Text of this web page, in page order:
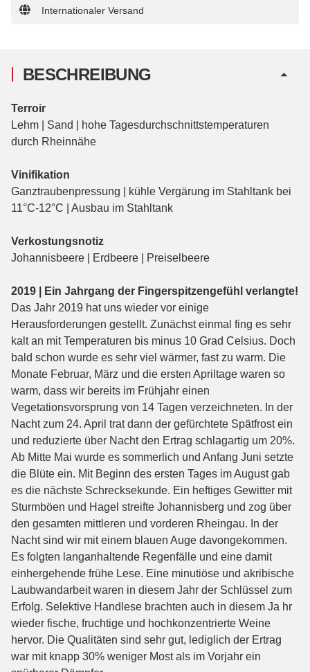
Internationaler Versand
BESCHREIBUNG
Terroir
Lehm | Sand | hohe Tagesdurchschnittstemperaturen
durch Rheinnähe
Vinifikation
Ganztraubenpressung | kühle Vergärung im Stahltank bei
11°C-12°C | Ausbau im Stahltank
Verkostungsnotiz
Johannisbeere | Erdbeere | Preiselbeere
2019 | Ein Jahrgang der Fingerspitzengefühl verlangte!
Das Jahr 2019 hat uns wieder vor einige
Herausforderungen gestellt. Zunächst einmal fing es sehr
kalt an mit Temperaturen bis minus 10 Grad Celsius. Doch
bald schon wurde es sehr viel wärmer, fast zu warm. Die
Monate Februar, März und die ersten Apriltage waren so
warm, dass wir bereits im Frühjahr einen
Vegetationsvorsprung von 14 Tagen verzeichneten. In der
Nacht zum 24. April trat dann der gefürchtete Spätfrost ein
und reduzierte über Nacht den Ertrag schlagartig um 20%.
Ab Mitte Mai wurde es sommerlich und Anfang Juni setzte
die Blüte ein. Mit Beginn des ersten Tages im August gab
es die nächste Schrecksekunde. Ein heftiges Gewitter mit
Sturmböen und Hagel streifte Johannisberg und zog über
den gesamten mittleren und vorderen Rheingau. In der
Nacht sind wir mit einem blauen Auge davongekommen.
Es folgten langanhaltende Regenfälle und eine damit
einhergehende frühe Lese. Eine minutiöse und akribische
Laubwandarbeit waren in diesem Jahr der Schlüssel zum
Erfolg. Selektive Handlese brachten auch in diesem Ja hr
wieder fische, fruchtige und hochkonzentrierte Weine
hervor. Die Qualitäten sind sehr gut, lediglich der Ertrag
war mit knapp 30% weniger Most als im Vorjahr ein